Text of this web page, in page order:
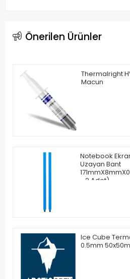
Önerilen Ürünler
Thermalright
Macun
Notebook
Uzayan Bant
- 2 Adet)
Ice Cube
0.5mm